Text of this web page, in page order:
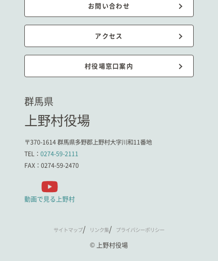
お問い合わせ
アクセス
村役場窓口案内
群馬県
上野村役場
〒370-1614 群馬県多野郡上野村大字川和11番地
TEL： 0274-59-2111
FAX：0274-59-2470
動画で見る上野村
サイトマップ リンク集 プライバシーポリシー
© 上野村役場